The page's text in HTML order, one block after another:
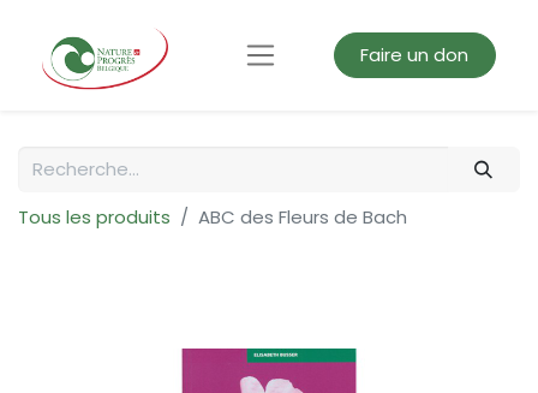
Faire un don
Tous les produits ABC des Fleurs de Bach